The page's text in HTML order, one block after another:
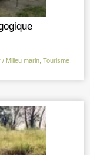
/ Milieu marin Tourisme